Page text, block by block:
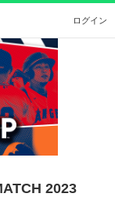
ログイン
2023